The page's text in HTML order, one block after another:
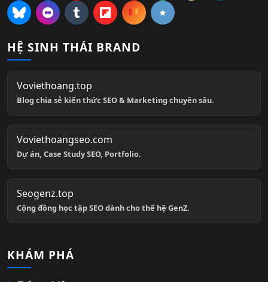
HỆ SINH THÁI BRAND
Voviethoang.top
Blog chia sẻ kiến thức SEO & Marketing chuyên sâu.
Voviethoangseo.com
Dự án, Case Study SEO, Portfolio.
Seogenz.top
Cộng đồng học tập SEO dành cho thế hệ GenZ.
KHÁM PHÁ